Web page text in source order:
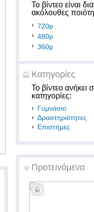
Το βίντεο είναι
ακόλουθες
720p
480p
360p
Κατηγορίες
Το βίντεο ανήκει
κατηγορίες:
Γυμνάσιο
Δραστηριότητες
Επιστήμες
Προτεινόμενα